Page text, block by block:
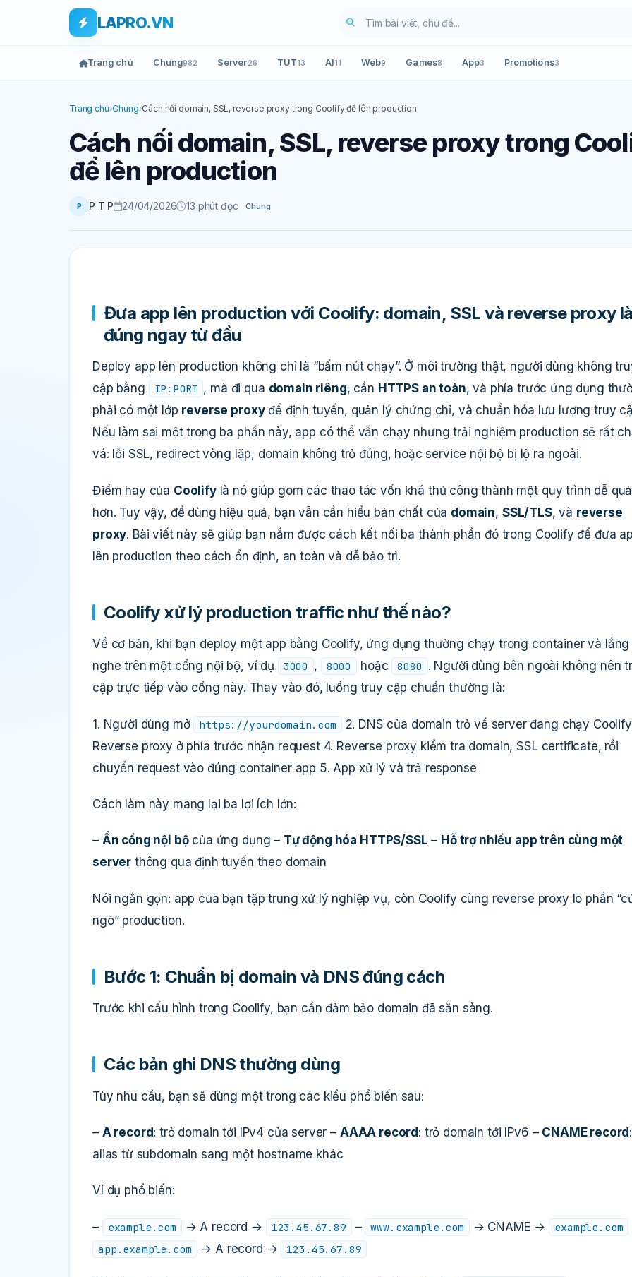
Skip to main content
Bỏ qua tới nội dung
LAPRO.VN
Trang chủ Chung982 Server26 TUT13 AI11 Web9 Games8 App3 Promotions3
Trang chủ›Chung›Cách nối domain, SSL, reverse proxy trong Coolify để lên production
Cách nối domain, SSL, reverse proxy trong
để lên production
P P T P 24/04/2026 13 phút đọc Chung
Đưa app lên production với Coolify: domain, SSL và reverse proxy
đúng ngay từ đầu
Deploy app lên production không chỉ là “bấm nút chạy”. Ở môi trường thật, người dùng không
cập bằng
IP:PORT , mà đi qua domain riêng, cần HTTPS an toàn, và phía trước ứng dụng
phải có một lớp reverse proxyđể định tuyến, quản lý chứng chỉ, và chuẩn hóa lưu lượng truy
Nếu làm sai một trong ba phần này, app có thể vẫn chạy nhưng trải nghiệm production sẽ rất
vá: lỗi SSL, redirect vòng lặp, domain không trỏ đúng, hoặc service nội bộ bị lộ ra ngoài.
Điểm hay của Coolifylà nó giúp gom các thao tác vốn khá thủ công thành một quy trình dễ
hơn. Tuy vậy, để dùng hiệu quả, bạn vẫn cần hiểu bản chất của domain, SSL/TLS, và reverse
proxy. Bài viết này sẽ giúp bạn nắm được cách kết nối ba thành phần đó trong Coolify để đưa
lên production theo cách ổn định, an toàn và dễ bảo trì.
Coolify xử lý production traffic như thế nào?
Về cơ bản, khi bạn deploy một app bằng Coolify, ứng dụng thường chạy trong container và lắng
nghe trên một cổng nội bộ, ví dụ
3000 , 8000 hoặc 8080 . Người dùng bên ngoài không nên
cập trực tiếp vào cổng này. Thay vào đó, luồng truy cập chuẩn thường là:
1. Người dùng mở https://yourdomain.com
2. DNS của domain trỏ về server đang chạy
Reverse proxy ở phía trước nhận request 4. Reverse proxy kiểm tra domain, SSL certificate, rồi
chuyển request vào đúng container app 5. App xử lý và trả response
Cách làm này mang lại ba lợi ích lớn:
– Ẩn cổng nội bộcủa ứng dụng – Tự động hóa HTTPS/SSL – Hỗ trợ nhiều app trên cùng một
server thông qua định tuyến theo domain
Nói ngắn gọn: app của bạn tập trung xử lý nghiệp vụ, còn Coolify cùng reverse proxy lo phần
ngõ” production.
Bước 1: Chuẩn bị domain và DNS đúng cách
Trước khi cấu hình trong Coolify, bạn cần đảm bảo domain đã sẵn sàng.
Các bản ghi DNS thường dùng
Tùy nhu cầu, bạn sẽ dùng một trong các kiểu phổ biến sau:
– A record: trỏ domain tới IPv4 của server – AAAA record: trỏ domain tới IPv6 – CNAME record:
alias từ subdomain sang một hostname khác
Ví dụ phổ biến:
– example.com → A record → 123.45.67.89 – www.example.com → CNAME → example.com
app.example.com → A record → 123.45.67.89